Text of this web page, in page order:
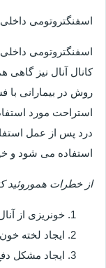
اسفنگتروتومی
اسفنگتروتومی
کانال آنال نیز گاهی
روش در بیمارانی با
استراحت مورد
درد پس از عمل
استفاده می شود و
از خطرات هموروئید
خونریزی از
ایجاد لخته
ایجاد مشکل